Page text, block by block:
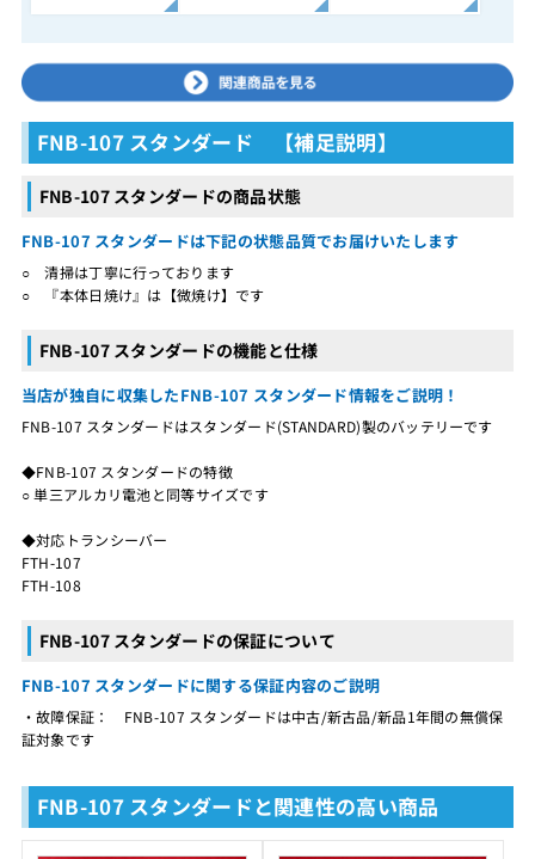
FNB-107 スタンダード 【補足説明】
FNB-107 スタンダードの商品状態
FNB-107 スタンダードは下記の状態品質でお届けいたします
○ 清掃は丁寧に行っております
○ 『本体日焼け』は【微焼け】です
FNB-107 スタンダードの機能と仕様
当店が独自に収集したFNB-107 スタンダード情報をご説明！
FNB-107 スタンダードはスタンダード(STANDARD)製のバッテリーです
◆FNB-107 スタンダードの特徴
○ 単三アルカリ電池と同等サイズです
◆対応トランシーバー
FTH-107
FTH-108
FNB-107 スタンダードの保証について
FNB-107 スタンダードに関する保証内容のご説明
・故障保証： FNB-107 スタンダードは中古/新古品/新品1年間の無償保
証対象です
FNB-107 スタンダードと関連性の高い商品